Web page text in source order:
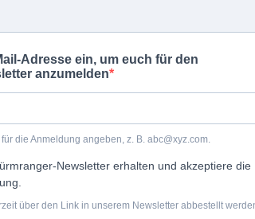
Adresse ein, um euch für den
anzumelden
die Anmeldung angeben, z. B. abc@xyz.com.
Newsletter erhalten und akzeptiere die
über den Link in unserem Newsletter abbestellt